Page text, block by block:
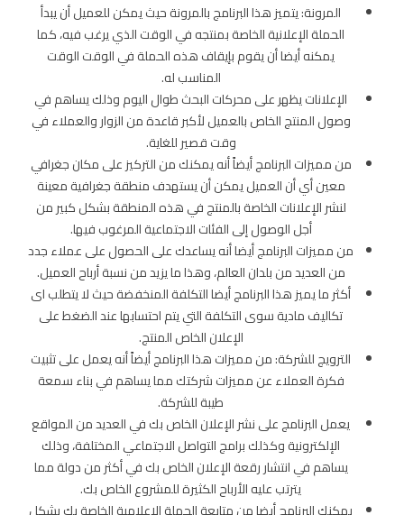
المرونة: يتميز هذا البرنامج بالمرونة حيث يمكن للعميل أن يبدأ
الحملة الإعلانية الخاصة بمنتجه في الوقت الذي يرغب فيه، كما
يمكنه أيضا أن يقوم بإيقاف هذه الحملة في الوقت الوقت
المناسب له.
الإعلانات يظهر على محركات البحث طوال اليوم وذلك يساهم في
وصول المنتج الخاص بالعميل لأكبر قاعدة من الزوار والعملاء في
وقت قصير للغاية.
من مميزات البرنامج أيضاً أنه يمكنك من التركيز على مكان جغرافي
معين أي أن العميل يمكن أن يستهدف منطقة جغرافية معينة
لنشر الإعلانات الخاصة بالمنتج في هذه المنطقة بشكل كبير من
أجل الوصول إلى الفئات الاجتماعية المرغوب فيها.
من مميزات البرنامج أيضا أنه يساعدك على الحصول على عملاء جدد
من العديد من بلدان العالم، وهذا ما يزيد من نسبة أرباح العميل.
أكثر ما يميز هذا البرنامج أيضا التكلفة المنخفضة حيث لا يتطلب اى
تكاليف مادية سوى التكلفة التي يتم احتسابها عند الضغط على
الإعلان الخاص المنتج.
الترويج للشركة: من مميزات هذا البرنامج أيضاً أنه يعمل على تثبيت
فكرة العملاء عن مميزات شركتك مما يساهم في بناء سمعة
طيبة للشركة.
يعمل البرنامج على نشر الإعلان الخاص بك في العديد من المواقع
الإلكترونية وكذلك برامج التواصل الاجتماعي المختلفة، وذلك
يساهم في انتشار رقعة الإعلان الخاص بك في أكثر من دولة مما
يترتب عليه الأرباح الكثيرة للمشروع الخاص بك.